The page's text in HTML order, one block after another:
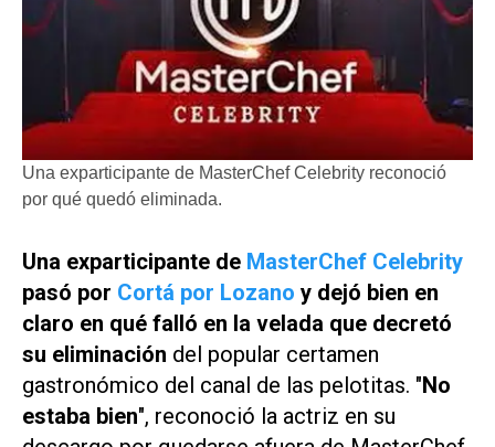
Una exparticipante de MasterChef Celebrity reconoció
por qué quedó eliminada.
Una exparticipante de MasterChef Celebrity
pasó por Cortá por Lozano y dejó bien en
claro en qué falló en la velada que decretó
su eliminación del popular certamen
gastronómico del canal de las pelotitas. "No
estaba bien", reconoció la actriz en su